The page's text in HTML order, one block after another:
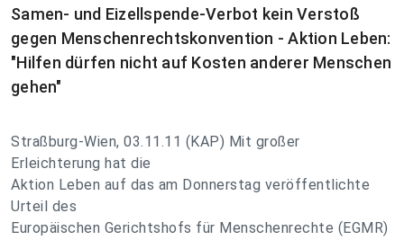
Samen- und Eizellspende-Verbot kein Verstoß
gegen Menschenrechtskonvention - Aktion Leben:
"Hilfen dürfen nicht auf Kosten anderer Menschen
gehen"
Straßburg-Wien, 03.11.11 (KAP) Mit großer
Erleichterung hat die
Aktion Leben auf das am Donnerstag veröffentlichte
Urteil des
Europäischen Gerichtshofs für Menschenrechte (EGMR)